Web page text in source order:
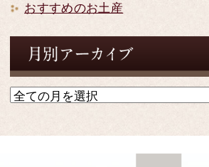
おすすめのお土産